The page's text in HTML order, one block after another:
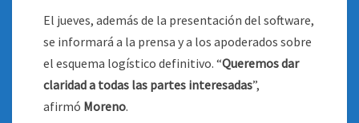
El jueves, además de la presentación del software,
se informará a la prensa y a los apoderados sobre
el esquema logístico definitivo. “Queremos dar
claridad a todas las partes interesadas”,
afirmó Moreno.